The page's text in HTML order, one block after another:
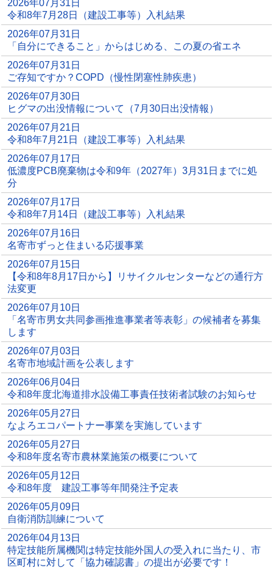
2026年07月31日
令和8年7月28日（建設工事等）入札結果
2026年07月31日
「自分にできること」からはじめる、この夏の省エネ
2026年07月31日
ご存知ですか？COPD（慢性閉塞性肺疾患）
2026年07月30日
ヒグマの出没情報について（7月30日出没情報）
2026年07月21日
令和8年7月21日（建設工事等）入札結果
2026年07月17日
低濃度PCB廃棄物は令和9年（2027年）3月31日までに処
分
2026年07月17日
令和8年7月14日（建設工事等）入札結果
2026年07月16日
名寄市ずっと住まいる応援事業
2026年07月15日
【令和8年8月17日から】リサイクルセンターなどの通行方
法変更
2026年07月10日
「名寄市男女共同参画推進事業者等表彰」の候補者を募集
します
2026年07月03日
名寄市地域計画を公表します
2026年06月04日
令和8年度北海道排水設備工事責任技術者試験のお知らせ
2026年05月27日
なよろエコパートナー事業を実施しています
2026年05月27日
令和8年度名寄市農林業施策の概要について
2026年05月12日
令和8年度 建設工事等年間発注予定表
2026年05月09日
自衛消防訓練について
2026年04月13日
特定技能所属機関は特定技能外国人の受入れに当たり、市
区町村に対して「協力確認書」の提出が必要です！